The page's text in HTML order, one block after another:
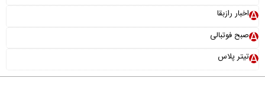
اخبار رازبقا
صبح فوتبالی
تیتر پلاس